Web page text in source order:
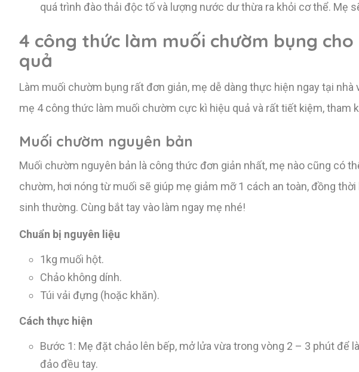
quá trình đào thải độc tố và lượng nước dư thừa ra khỏi cơ thể. Mẹ
4 công thức làm muối chườm bụng
quả
Làm muối chườm bụng rất đơn giản, mẹ dễ dàng thực hiện ngay tại
mẹ 4 công thức làm muối chườm cực kì hiệu quả và rất tiết kiệm, tham
Muối chườm nguyên bản
Muối chườm nguyên bản là công thức đơn giản nhất, mẹ nào cũng có
chườm, hơi nóng từ muối sẽ giúp mẹ giảm mỡ 1 cách an toàn, đồng
sinh thường. Cùng bắt tay vào làm ngay mẹ nhé!
Chuẩn bị nguyên liệu
1kg muối hột.
Chảo không dính.
Túi vải đựng (hoặc khăn).
Cách thực hiện
Bước 1: Mẹ đặt chảo lên bếp, mở lửa vừa trong vòng 2 – 3 phút để
đảo đều tay.